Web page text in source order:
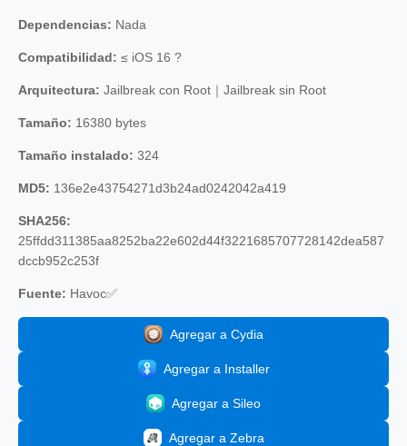
Dependencias: Nada
Compatibilidad: ≤ iOS 16 ?
Arquitectura: Jailbreak con Root｜Jailbreak sin Root
Tamaño: 16380 bytes
Tamaño instalado: 324
MD5: 136e2e43754271d3b24ad0242042a419
SHA256:
25ffdd311385aa8252ba22e602d44f3221685707728142dea587
dccb952c253f
Fuente: Havoc✅
Agregar a Cydia
Agregar a Installer
Agregar a Sileo
Agregar a Zebra